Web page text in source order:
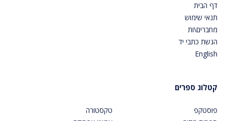
דף הבית
תנאי שימוש
מחברים\ות
הגשת כתבי יד
English
קטלוג ספרים
פוסטקפ
טקסטורה